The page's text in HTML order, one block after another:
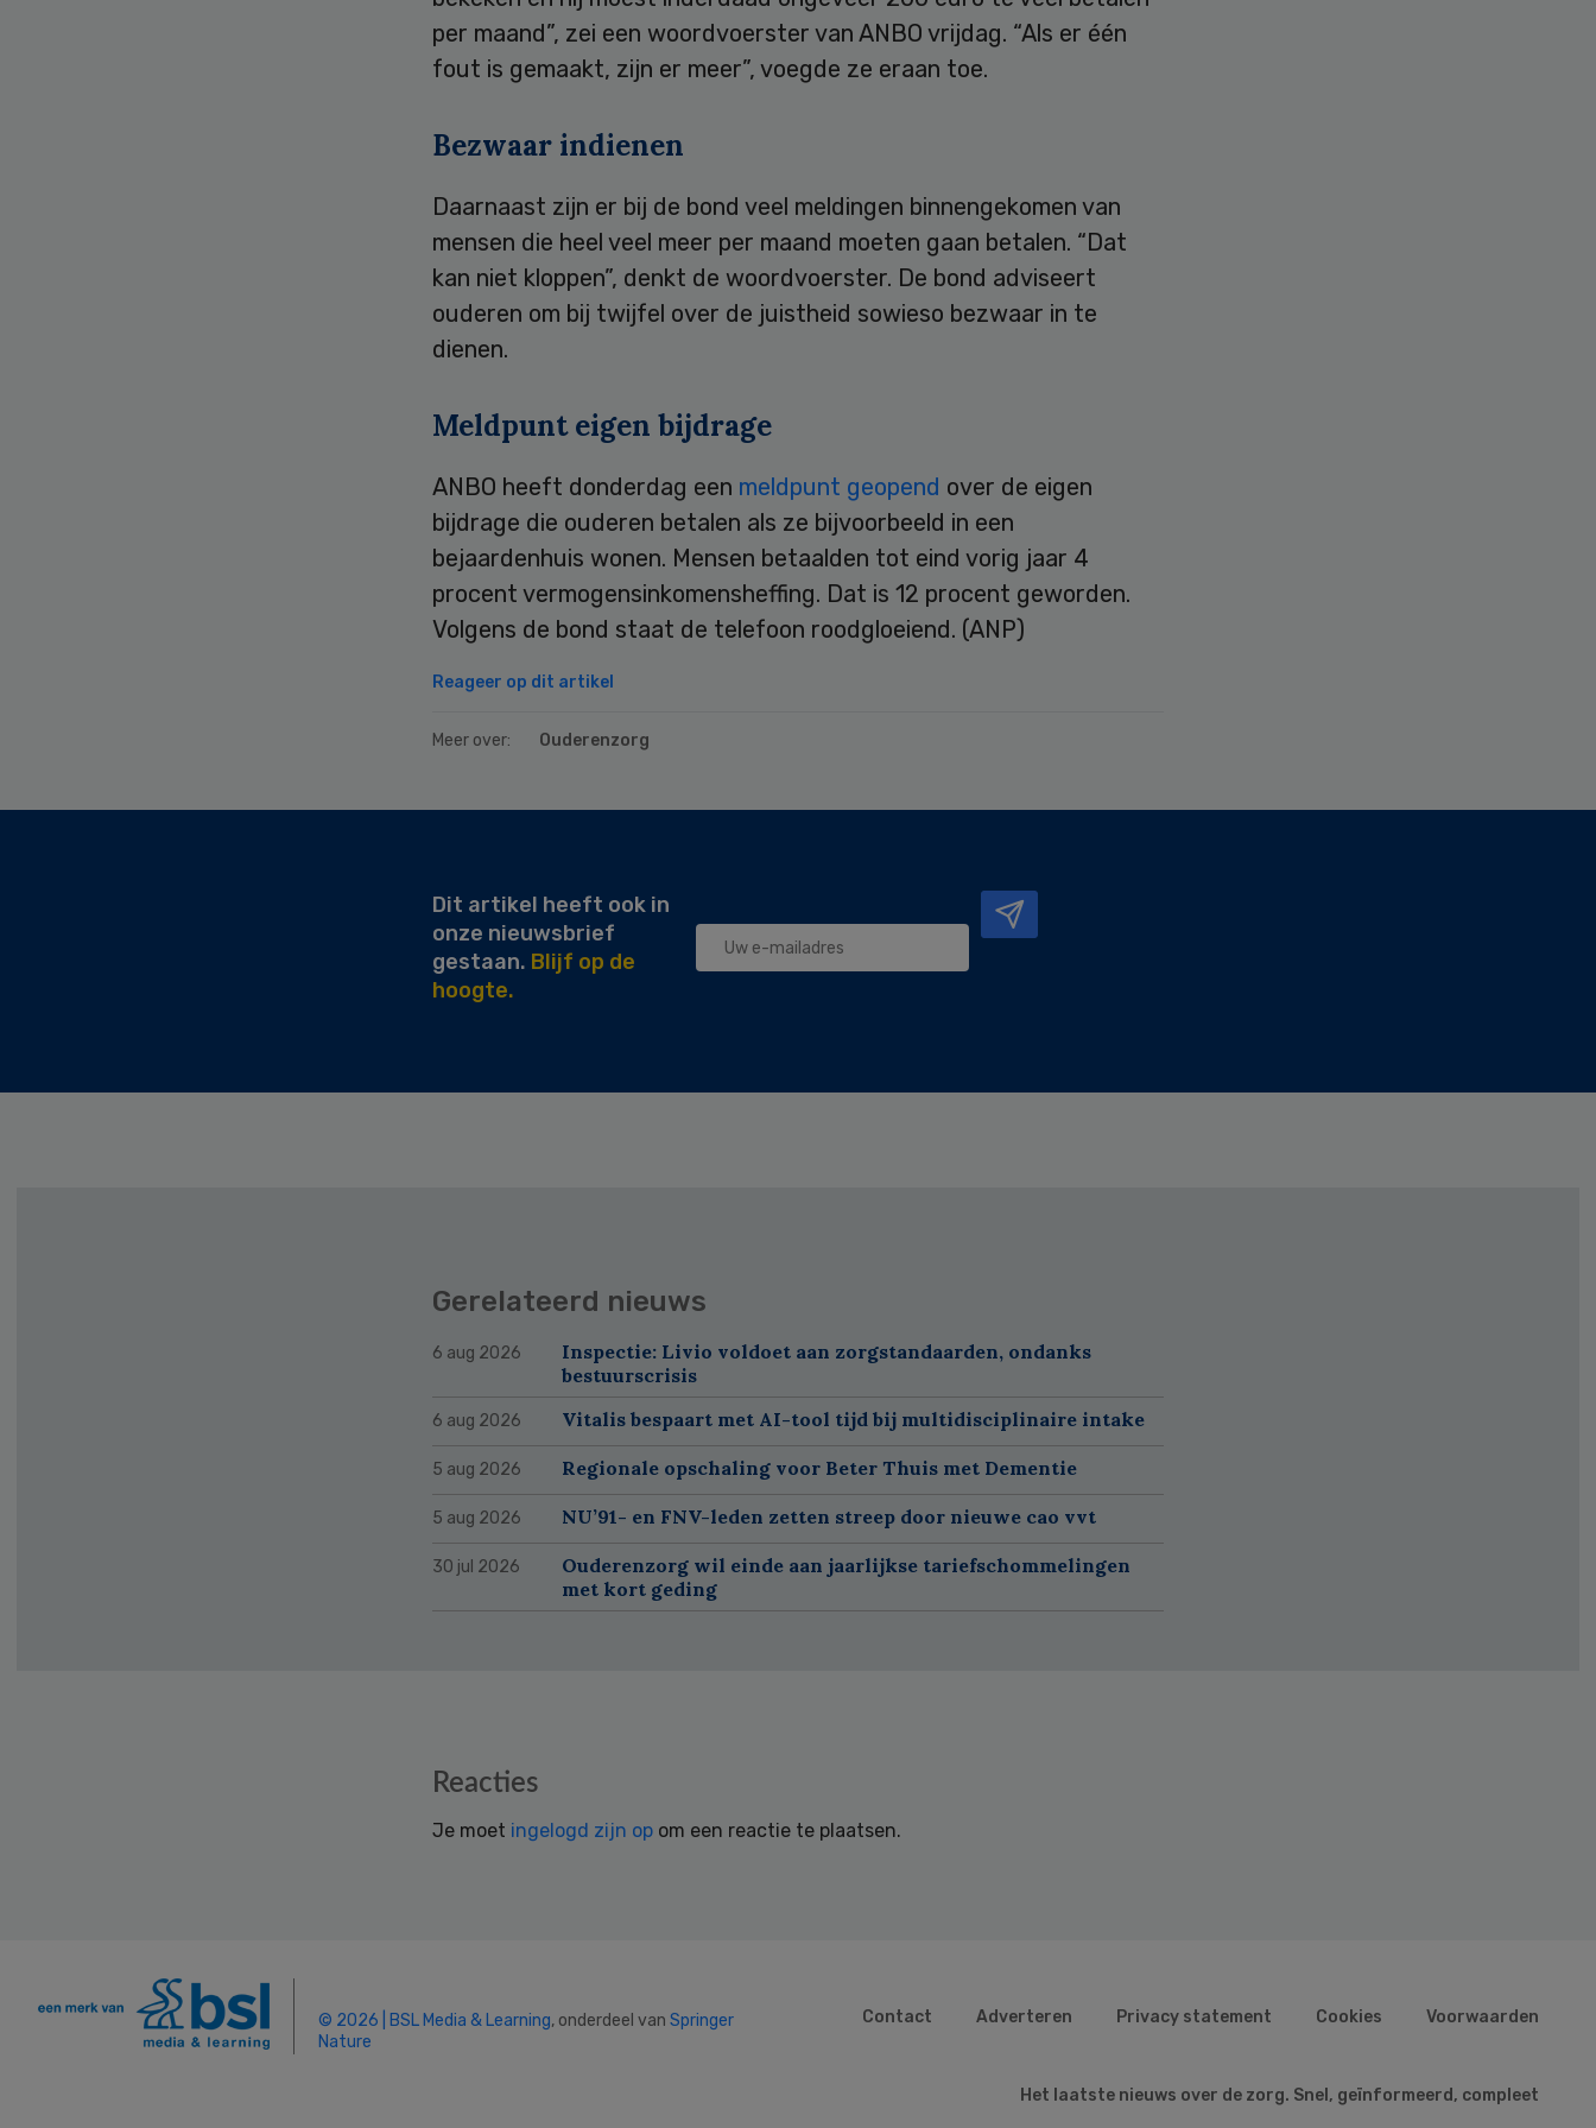
per maand”, zei een woordvoerster van ANBO vrijdag. “Als er één
fout is gemaakt, zijn er meer”, voegde ze eraan toe.
Bezwaar indienen
Daarnaast zijn er bij de bond veel meldingen binnengekomen van
mensen die heel veel meer per maand moeten gaan betalen. “Dat
kan niet kloppen”, denkt de woordvoerster. De bond adviseert
ouderen om bij twijfel over de juistheid sowieso bezwaar in te
dienen.
Meldpunt eigen bijdrage
ANBO heeft donderdag een meldpunt geopend over de eigen
bijdrage die ouderen betalen als ze bijvoorbeeld in een
bejaardenhuis wonen. Mensen betaalden tot eind vorig jaar 4
procent vermogensinkomensheffing. Dat is 12 procent geworden.
Volgens de bond staat de telefoon roodgloeiend. (ANP)
Reageer op dit artikel
Meer over: Ouderenzorg
Secondary
Dit artikel heeft ook in
onze nieuwsbrief
gestaan. Blijf op de
hoogte.
Gerelateerd nieuws
6 aug 2026
Inspectie: Livio voldoet aan zorgstandaarden, ondanks
bestuurscrisis
6 aug 2026 Vitalis bespaart met AI-tool tijd bij multidisciplinaire intake
5 aug 2026 Regionale opschaling voor Beter Thuis met Dementie
5 aug 2026 NU’91- en FNV-leden zetten streep door nieuwe cao vvt
30 jul 2026
Ouderenzorg wil einde aan jaarlijkse tariefschommelingen
met kort geding
Reacties
Je moet ingelogd zijn op om een reactie te plaatsen.
© 2026 | BSL Media & Learning, onderdeel van Springer
Nature
Contact Adverteren Privacy statement Cookies Voorwaarden
Het laatste nieuws over de zorg. Snel, geïnformeerd, compleet